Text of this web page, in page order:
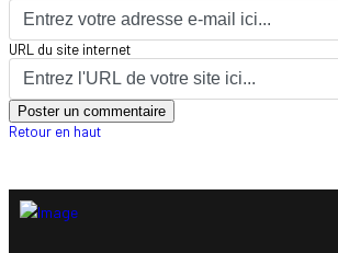
URL du site internet
Retour en haut